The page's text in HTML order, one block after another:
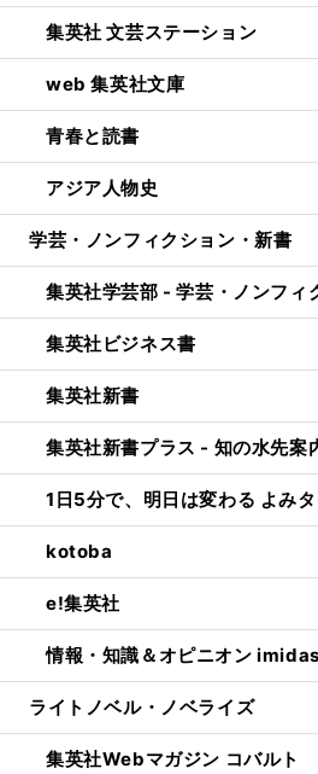
集英社 文芸ステーション
web 集英社文庫
青春と読書
アジア人物史
学芸・ノンフィクション・新書
集英社学芸部 - 学芸・ノンフィ
集英社ビジネス書
集英社新書
集英社新書プラス - 知の水先案
1日5分で、明日は変わる よみ
kotoba
e!集英社
情報・知識＆オピニオン imidas
ライトノベル・ノベライズ
集英社Webマガジン コバルト